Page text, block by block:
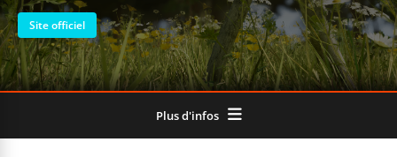
Site officiel
Plus d'infos